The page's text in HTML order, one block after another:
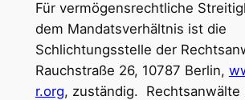
Für vermögensrechtliche
dem Mandatsverhältnis ist die
Schlichtungsstelle der
Rauchstraße 26, 10787 Berlin,
r.org, zuständig. Rechtsanwälte